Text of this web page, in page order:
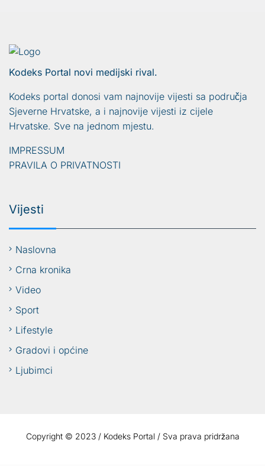
Kodeks Portal novi medijski rival.
Kodeks portal donosi vam najnovije vijesti sa područja
Sjeverne Hrvatske, a i najnovije vijesti iz cijele
Hrvatske. Sve na jednom mjestu.
IMPRESSUM
PRAVILA O PRIVATNOSTI
Vijesti
Naslovna
Crna kronika
Video
Sport
Lifestyle
Gradovi i općine
Ljubimci
Copyright © 2023 / Kodeks Portal / Sva prava pridržana